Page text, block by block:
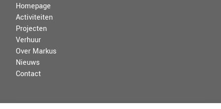
Homepage
Activiteiten
Projecten
Verhuur
Over Markus
Nieuws
Contact